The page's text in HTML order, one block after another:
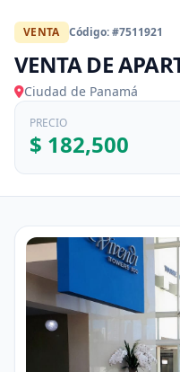
VENTA Código: #7511921
VENTA DE
Ciudad de Panamá
PRECIO
$ 182,500